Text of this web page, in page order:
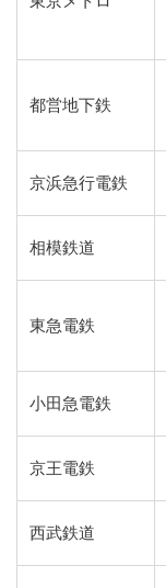
都営地下鉄
京浜急行電鉄
相模鉄道
東急電鉄
小田急電鉄
京王電鉄
西武鉄道